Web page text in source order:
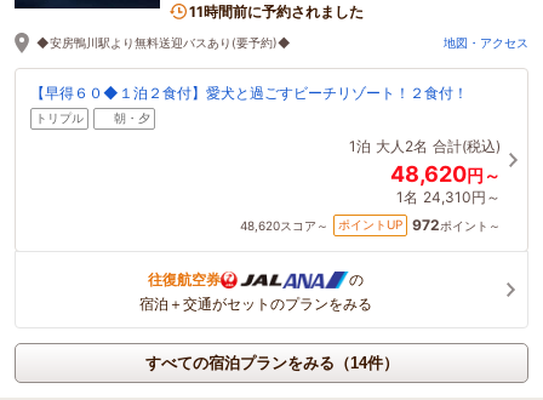
11時間前に予約されました
◆安房鴨川駅より無料送迎バスあり(要予約)◆ 地図・アクセス
【早得６０◆１泊２食付】愛犬と過ごすビーチリゾート！２食付！
トリプル 朝・夕
1泊 大人2名 合計(税込)
48,620円～
1名 24,310円～
48,620スコア～ ポイントUP 972ポイント～
往復航空券
の
宿泊＋交通がセットのプランをみる
すべての宿泊プランをみる（14件）